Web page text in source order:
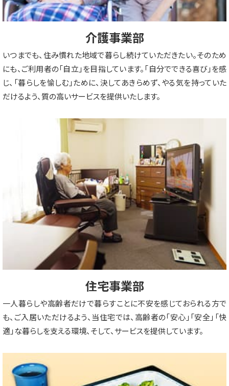
介護事業部
いつまでも、住み慣れた地域で暮らし続けていただきたい。そのため
にも、ご利用者の「自立」を目指しています。「自分でできる喜び」を感
じ、「暮らしを愉しむ」ために、決してあきらめず、やる気を持っていた
だけるよう、質の高いサービスを提供いたします。
住宅事業部
一人暮らしや高齢者だけで暮らすことに不安を感じておられる方で
も、ご入居いただけるよう、当住宅では、高齢者の「安心」「安全」「快
適」な暮らしを支える環境、そして、サービスを提供しています。